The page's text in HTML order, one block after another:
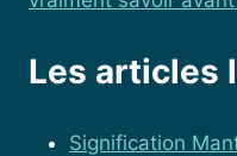
Les articles
Signification